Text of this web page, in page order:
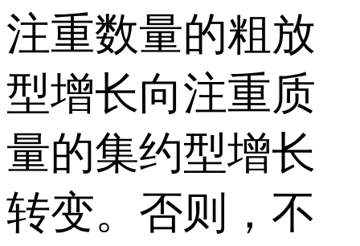
注重数量的粗放
型增长向注重质
量的集约型增长
转变。否则，不